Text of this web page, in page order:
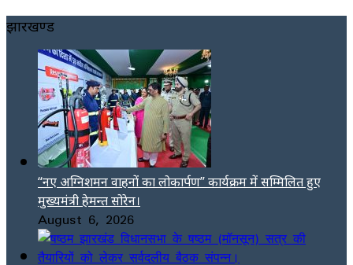
झारखण्ड
“नए अग्निशमन वाहनों का लोकार्पण” कार्यक्रम में सम्मिलित हुए
मुख्यमंत्री हेमन्त सोरेन।
August 6, 2026